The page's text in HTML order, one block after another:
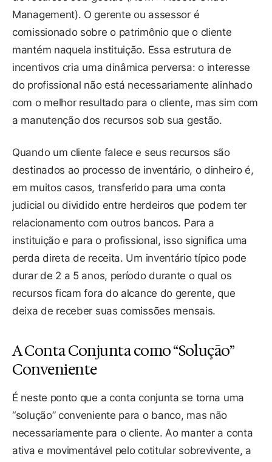
Management). O gerente ou assessor é
comissionado sobre o patrimônio que o cliente
mantém naquela instituição. Essa estrutura de
incentivos cria uma dinâmica perversa: o interesse
do profissional não está necessariamente alinhado
com o melhor resultado para o cliente, mas sim com
a manutenção dos recursos sob sua gestão.
Quando um cliente falece e seus recursos são
destinados ao processo de inventário, o dinheiro é,
em muitos casos, transferido para uma conta
judicial ou dividido entre herdeiros que podem ter
relacionamento com outros bancos. Para a
instituição e para o profissional, isso significa uma
perda direta de receita. Um inventário típico pode
durar de 2 a 5 anos, período durante o qual os
recursos ficam fora do alcance do gerente, que
deixa de receber suas comissões mensais.
A Conta Conjunta como “Solução”
Conveniente
É neste ponto que a conta conjunta se torna uma
“solução” conveniente para o banco, mas não
necessariamente para o cliente. Ao manter a conta
ativa e movimentável pelo cotitular sobrevivente, a